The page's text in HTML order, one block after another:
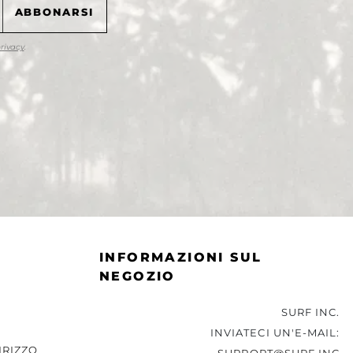
.
INFORMAZIONI SUL
NEGOZIO
SURF INC.
INVIATECI UN'E-MAIL: